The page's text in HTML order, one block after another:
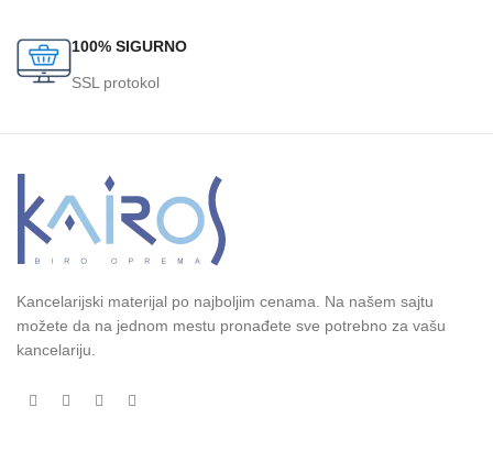
100% SIGURNO
SSL protokol
Kancelarijski materijal po najboljim cenama. Na našem sajtu
možete da na jednom mestu pronađete sve potrebno za vašu
kancelariju.